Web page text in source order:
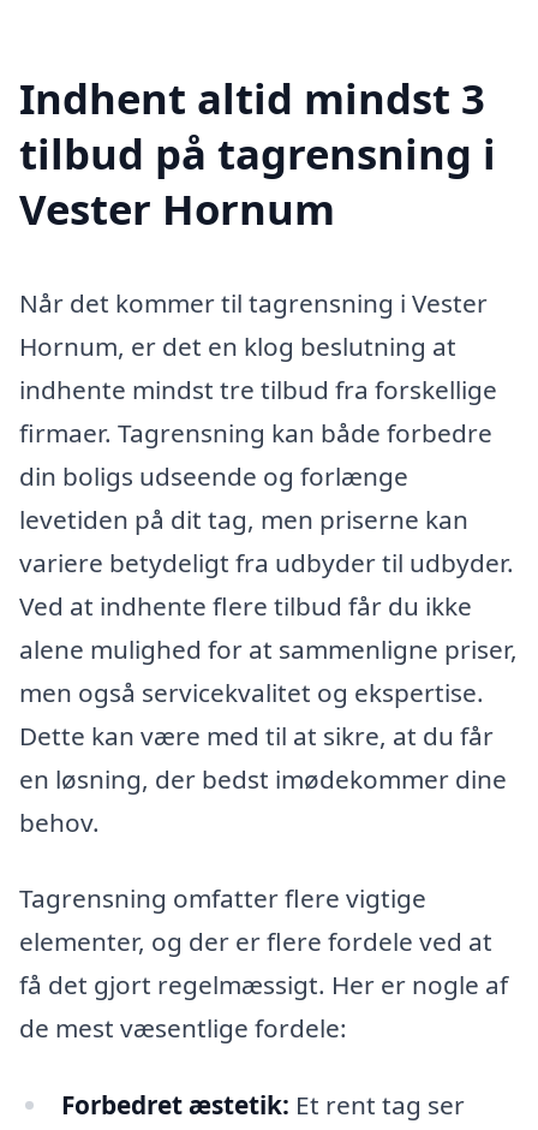
Indhent altid mindst 3
tilbud på tagrensning i
Vester Hornum
Når det kommer til tagrensning i Vester
Hornum, er det en klog beslutning at
indhente mindst tre tilbud fra forskellige
firmaer. Tagrensning kan både forbedre
din boligs udseende og forlænge
levetiden på dit tag, men priserne kan
variere betydeligt fra udbyder til udbyder.
Ved at indhente flere tilbud får du ikke
alene mulighed for at sammenligne priser,
men også servicekvalitet og ekspertise.
Dette kan være med til at sikre, at du får
en løsning, der bedst imødekommer dine
behov.
Tagrensning omfatter flere vigtige
elementer, og der er flere fordele ved at
få det gjort regelmæssigt. Her er nogle af
de mest væsentlige fordele:
Forbedret æstetik: Et rent tag ser